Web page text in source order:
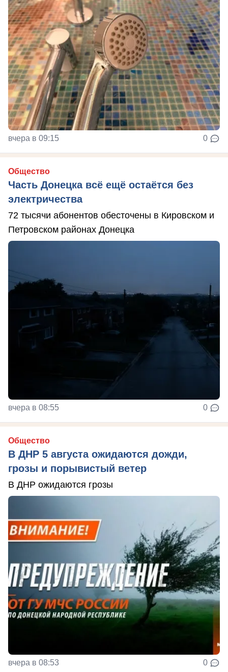
вчера в 09:15 0
Общество
Часть Донецка всё ещё остаётся без
электричества
72 тысячи абонентов обесточены в Кировском и
Петровском районах Донецка
вчера в 08:55 0
Общество
В ДНР 5 августа ожидаются дожди,
грозы и порывистый ветер
В ДНР ожидаются грозы
вчера в 08:53 0